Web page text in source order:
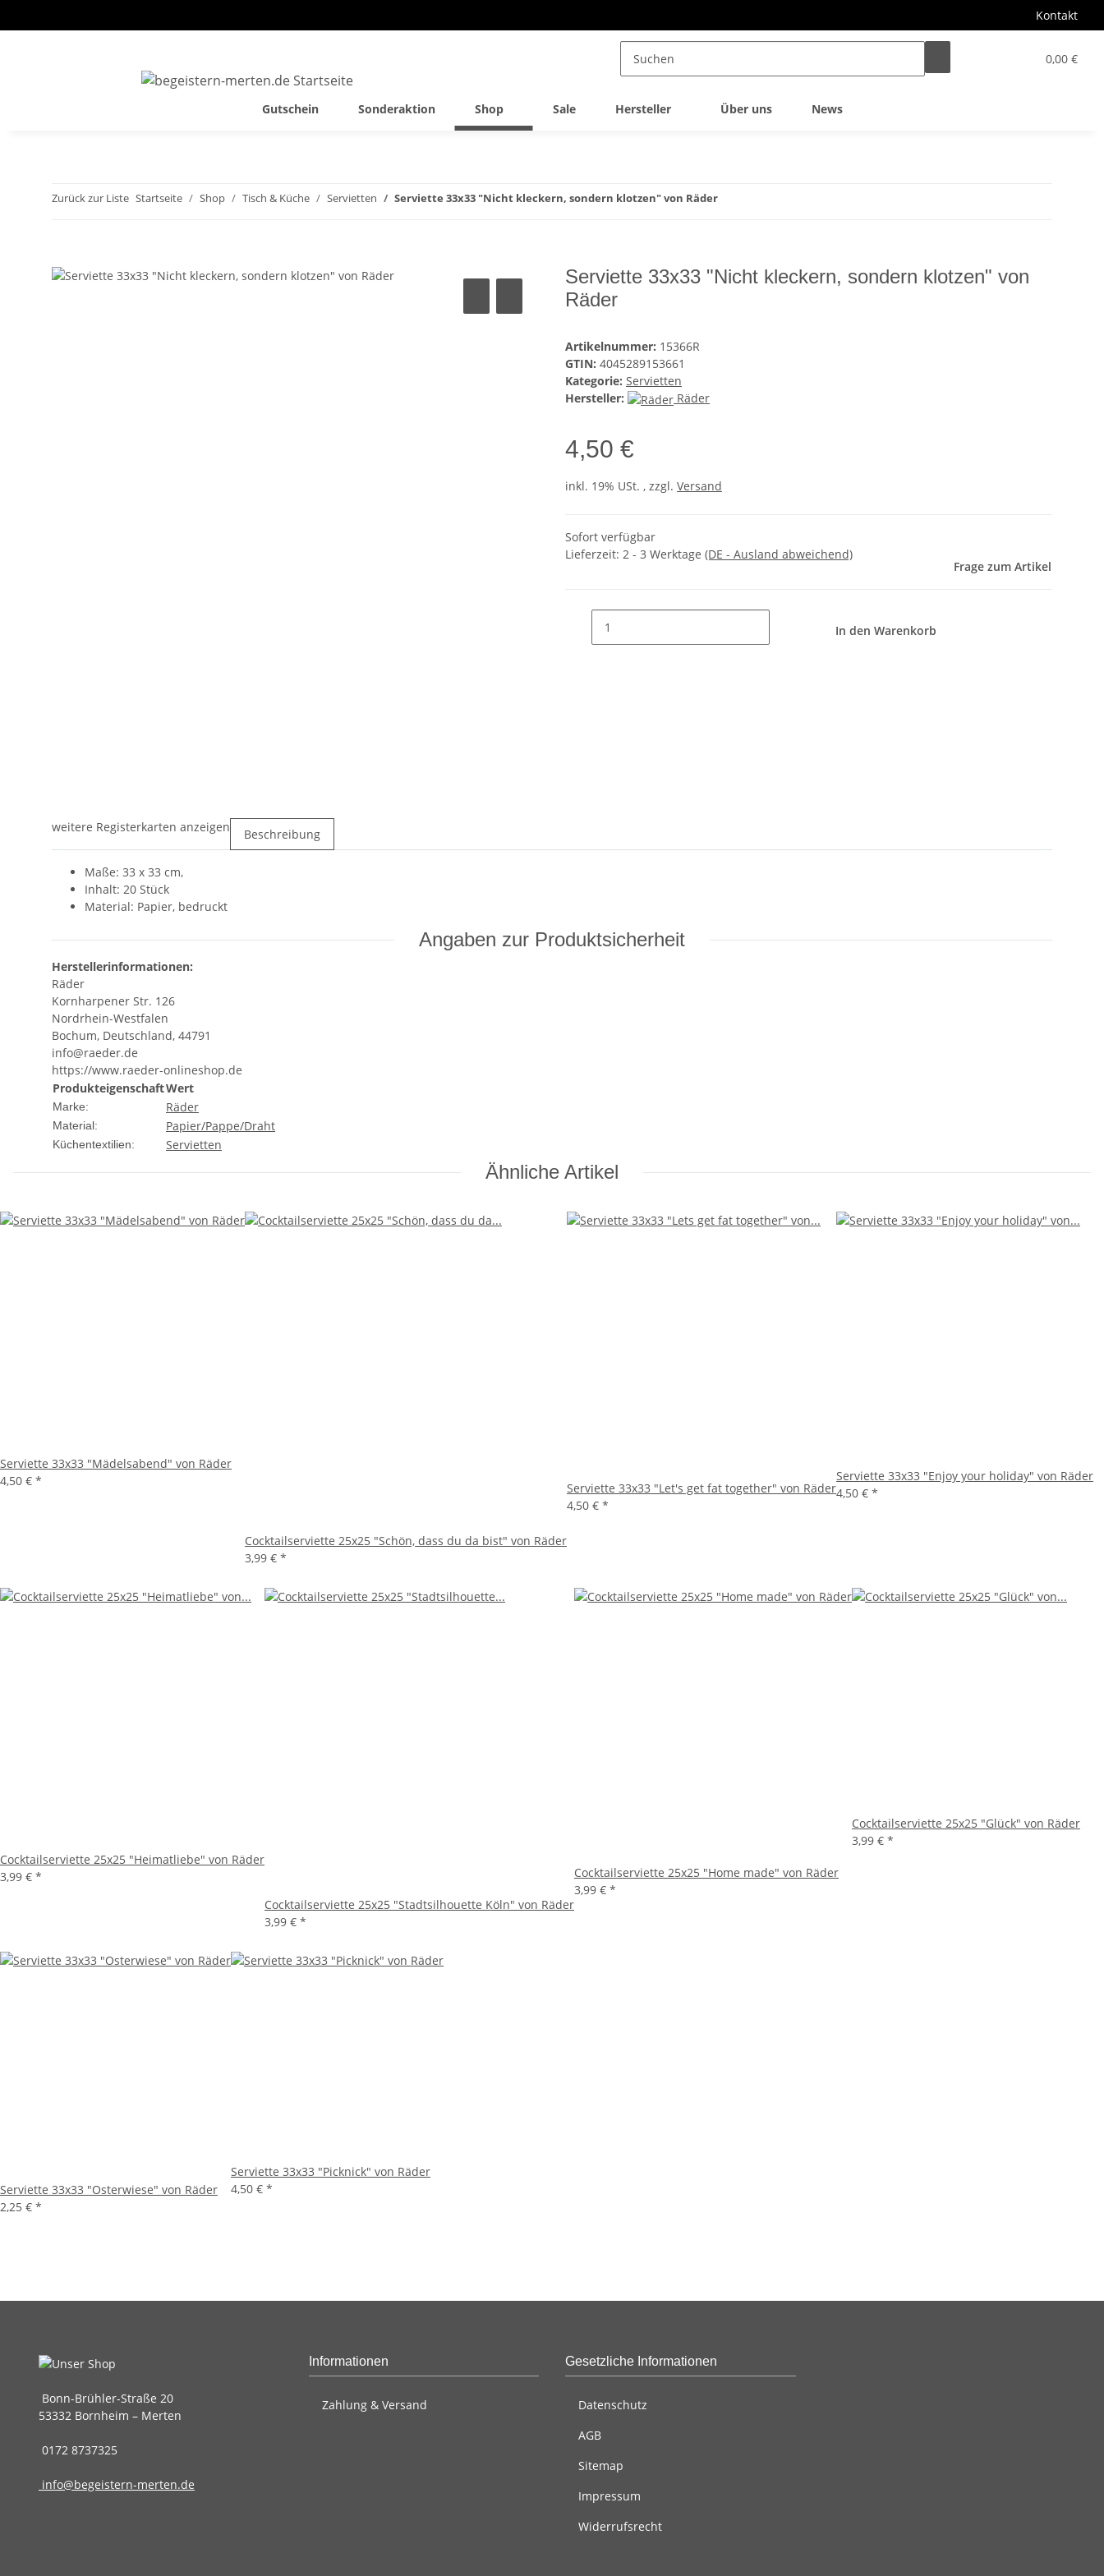
Kontakt
0,00 €
Gutschein Sonderaktion Shop Sale Hersteller Über uns News
Zurück zur Liste Startseite Shop Tisch & Küche Servietten Serviette 33x33 "Nicht kleckern, sondern klotzen" von Räder
Serviette 33x33 "Nicht kleckern, sondern klotzen" von
Räder
Artikelnummer: 15366R
GTIN: 4045289153661
Kategorie: Servietten
Hersteller:
Räder
4,50 €
inkl. 19% USt. , zzgl. Versand
Sofort verfügbar
Lieferzeit: 2 - 3 Werktage (DE - Ausland abweichend)
Frage zum Artikel
In den Warenkorb
weitere Registerkarten anzeigen Beschreibung
Maße: 33 x 33 cm,
Inhalt: 20 Stück
Material: Papier, bedruckt
Angaben zur Produktsicherheit
Herstellerinformationen:
Räder
Kornharpener Str. 126
Nordrhein-Westfalen
Bochum, Deutschland, 44791
info@raeder.de
https://www.raeder-onlineshop.de
ProdukteigenschaftWert
Marke: Räder
Material: Papier/Pappe/Draht
Küchentextilien: Servietten
Ähnliche Artikel
Serviette 33x33 "Mädelsabend" von Räder
4,50 € *
Cocktailserviette 25x25 "Schön, dass du da bist" von Räder
3,99 € *
Serviette 33x33 "Let's get fat together" von Räder
4,50 € *
Serviette 33x33 "Enjoy your holiday" von Räder
4,50 € *
Cocktailserviette 25x25 "Heimatliebe" von Räder
3,99 € *
Cocktailserviette 25x25 "Stadtsilhouette Köln" von Räder
3,99 € *
Cocktailserviette 25x25 "Home made" von Räder
3,99 € *
Cocktailserviette 25x25 "Glück" von Räder
3,99 € *
Serviette 33x33 "Osterwiese" von Räder
2,25 € *
Serviette 33x33 "Picknick" von Räder
4,50 € *
Bonn-Brühler-Straße 20
53332 Bornheim – Merten
0172 8737325
info@begeistern-merten.de
Informationen
Zahlung & Versand
Gesetzliche Informationen
Datenschutz
AGB
Sitemap
Impressum
Widerrufsrecht